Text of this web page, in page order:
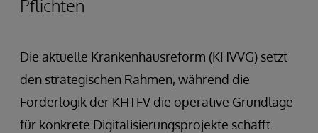
Pflichten
Die aktuelle Krankenhausreform (KHVVG) setzt
den strategischen Rahmen, während die
Förderlogik der KHTFV die operative Grundlage
für konkrete Digitalisierungsprojekte schafft.